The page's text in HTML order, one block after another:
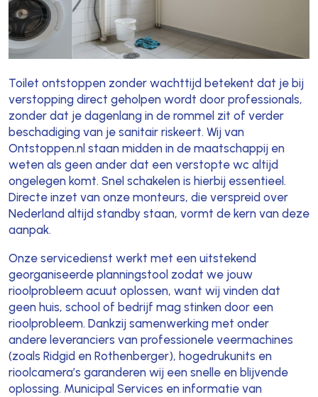
Toilet ontstoppen zonder wachttijd betekent dat je bij
verstopping direct geholpen wordt door professionals,
zonder dat je dagenlang in de rommel zit of verder
beschadiging van je sanitair riskeert. Wij van
Ontstoppen.nl staan midden in de maatschappij en
weten als geen ander dat een verstopte wc altijd
ongelegen komt. Snel schakelen is hierbij essentieel.
Directe inzet van onze monteurs, die verspreid over
Nederland altijd standby staan, vormt de kern van deze
aanpak.
Onze servicedienst werkt met een uitstekend
georganiseerde planningstool zodat we jouw
rioolprobleem acuut oplossen, want wij vinden dat
geen huis, school of bedrijf mag stinken door een
rioolprobleem. Dankzij samenwerking met onder
andere leveranciers van professionele veermachines
(zoals Ridgid en Rothenberger), hogedrukunits en
rioolcamera’s garanderen wij een snelle en blijvende
oplossing. Municipal Services en informatie van